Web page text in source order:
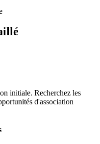
initiale. Recherchez les
d'association